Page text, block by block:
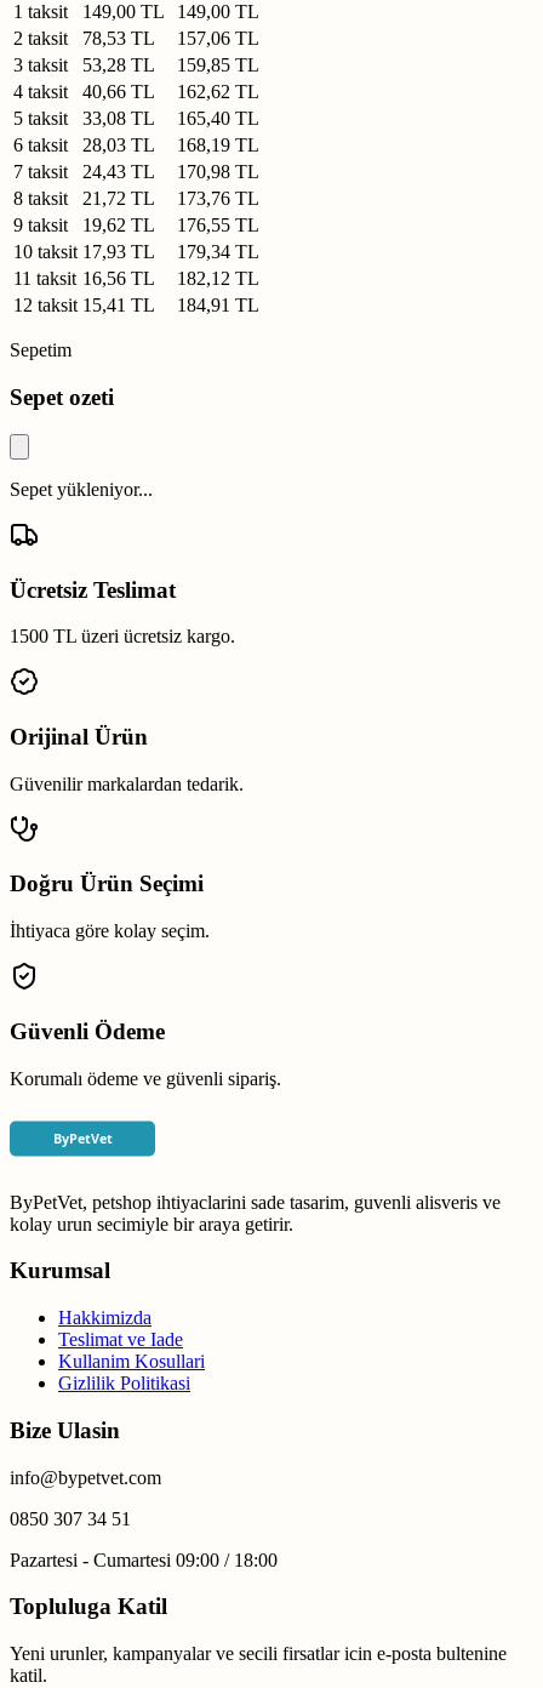
1 taksit
149,00 TL
149,00 TL
2 taksit
78,53 TL
157,06 TL
3 taksit
53,28 TL
159,85 TL
4 taksit
40,66 TL
162,62 TL
5 taksit
33,08 TL
165,40 TL
6 taksit
28,03 TL
168,19 TL
7 taksit
24,43 TL
170,98 TL
8 taksit
21,72 TL
173,76 TL
9 taksit
19,62 TL
176,55 TL
10 taksit 17,93 TL
179,34 TL
11 taksit 16,56 TL
182,12 TL
12 taksit 15,41 TL 184,91 TL
Sepetim
Sepet ozeti
Sepet yükleniyor...
Ücretsiz Teslimat
1500 TL üzeri ücretsiz kargo.
Orijinal Ürün
Güvenilir markalardan tedarik.
Doğru Ürün Seçimi
İhtiyaca göre kolay seçim.
Güvenli Ödeme
Korumalı ödeme ve güvenli sipariş.
ByPetVet, petshop ihtiyaclarini sade tasarim, guvenli alisveris ve
kolay urun secimiyle bir araya getirir.
Kurumsal
Hakkimizda
Teslimat ve Iade
Kullanim Kosullari
Gizlilik Politikasi
Bize Ulasin
info@bypetvet.com
0850 307 34 51
Pazartesi - Cumartesi 09:00 / 18:00
Topluluga Katil
Yeni urunler, kampanyalar ve secili firsatlar icin e-posta bultenine
katil.